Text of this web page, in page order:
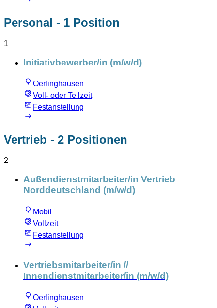
Personal - 1 Position
1
Initiativbewerber/in (m/w/d)
Oerlinghausen
Voll- oder Teilzeit
Festanstellung
Vertrieb - 2 Positionen
2
Außendienstmitarbeiter/in Vertrieb
Norddeutschland (m/w/d)
Mobil
Vollzeit
Festanstellung
Vertriebsmitarbeiter/in //
Innendienstmitarbeiter/in (m/w/d)
Oerlinghausen